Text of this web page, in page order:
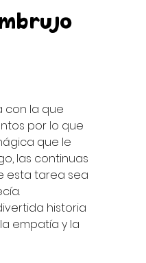
con la que
por lo que
que le
las continuas
esta tarea sea
historia
empatía y la